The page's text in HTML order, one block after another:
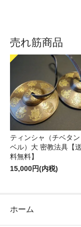
売れ筋商品
ティンシャ（チベタン
ベル）大 密教法具【送
料無料】
15,000円(内税)
ホーム